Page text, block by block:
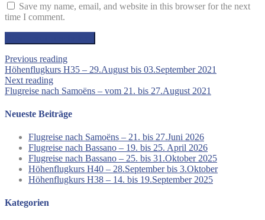
Save my name, email, and website in this browser for the next
time I comment.
Previous reading
Höhenflugkurs H35 – 29.August bis 03.September 2021
Next reading
Flugreise nach Samoëns – vom 21. bis 27.August 2021
Neueste Beiträge
Flugreise nach Samoëns – 21. bis 27.Juni 2026
Flugreise nach Bassano – 19. bis 25. April 2026
Flugreise nach Bassano – 25. bis 31.Oktober 2025
Höhenflugkurs H40 – 28.September bis 3.Oktober
Höhenflugkurs H38 – 14. bis 19.September 2025
Kategorien